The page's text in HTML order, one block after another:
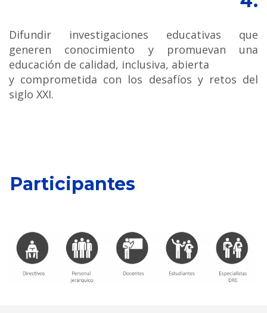
Difundir investigaciones educativas que
generen conocimiento y promuevan una
educación de calidad, inclusiva, abierta
y comprometida con los desafíos y retos del
siglo XXI.
Participantes